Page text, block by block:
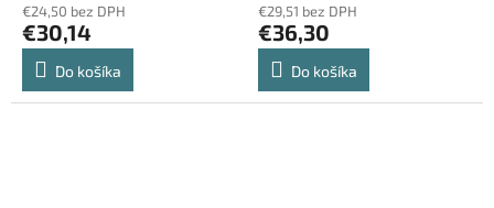
€24,50 bez DPH
€30,14
Do košíka
€29,51 bez DPH
€36,30
Do košíka